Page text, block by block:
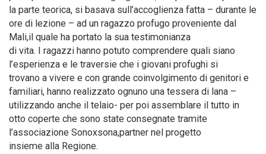
la parte teorica, si basava sull’accoglienza fatta – durante le
ore di lezione – ad un ragazzo profugo proveniente dal
Mali,il quale ha portato la sua testimonianza
di vita. I ragazzi hanno potuto comprendere quali siano
l’esperienza e le traversie che i giovani profughi si
trovano a vivere e con grande coinvolgimento di genitori e
familiari, hanno realizzato ognuno una tessera di lana –
utilizzando anche il telaio- per poi assemblare il tutto in
otto coperte che sono state consegnate tramite
l’associazione Sonoxsona,partner nel progetto
insieme alla Regione.